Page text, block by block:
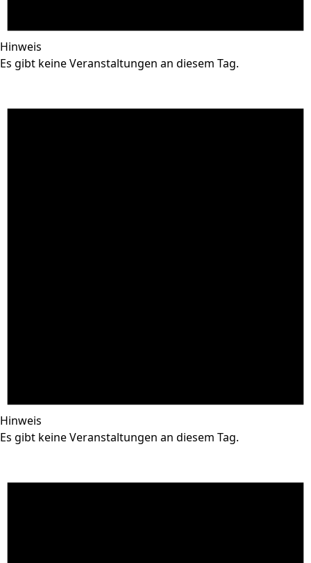
Hinweis
Es gibt keine Veranstaltungen an diesem Tag.
Hinweis
Es gibt keine Veranstaltungen an diesem Tag.